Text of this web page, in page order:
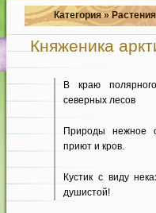
Категория »
Княженика
В краю
северных лесов
Природы нежное
приют и кров.
Кустик с виду
душистой!